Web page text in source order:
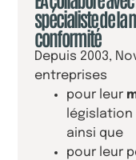
spécialiste de la
conformité
Depuis 2003,
entreprises
pour leur
législation
ainsi que
pour leur